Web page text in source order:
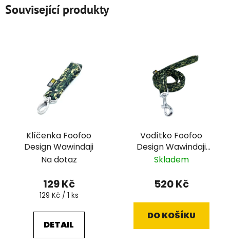
Související produkty
Klíčenka Foofoo
Design Wawindaji
Na dotaz
129 Kč
Měrná
129 Kč / 1 ks
DETAIL
Vodítko Foofoo
Design Wawindaji
ploché
Skladem
520 Kč
DO KOŠÍKU